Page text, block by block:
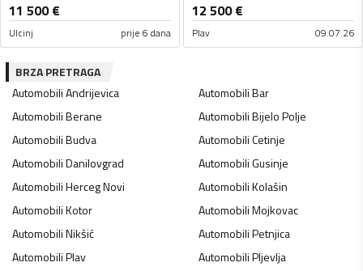
11 500€
Ulcinj prije 6 dana
12 500€
Plav 09.07.26
BRZA PRETRAGA
AutomobiliAndrijevica AutomobiliBar
AutomobiliBerane AutomobiliBijelo Polje
AutomobiliBudva AutomobiliCetinje
AutomobiliDanilovgrad AutomobiliGusinje
AutomobiliHerceg Novi AutomobiliKolašin
AutomobiliKotor AutomobiliMojkovac
AutomobiliNikšić AutomobiliPetnjica
AutomobiliPlav AutomobiliPljevlja